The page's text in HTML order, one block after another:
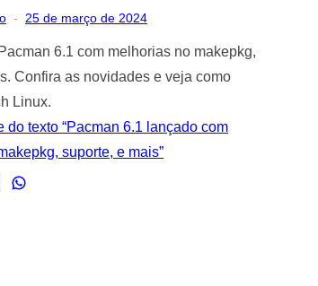
Posted
25 de março de 2024
6.1 com melhorias no makepkg,
Confira as novidades e veja como
Linux.
do texto “Pacman 6.1 lançado com
suporte, e mais”